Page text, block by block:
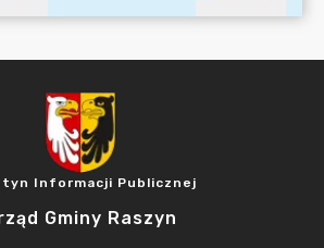
Informacji Publicznej
Gminy Raszyn